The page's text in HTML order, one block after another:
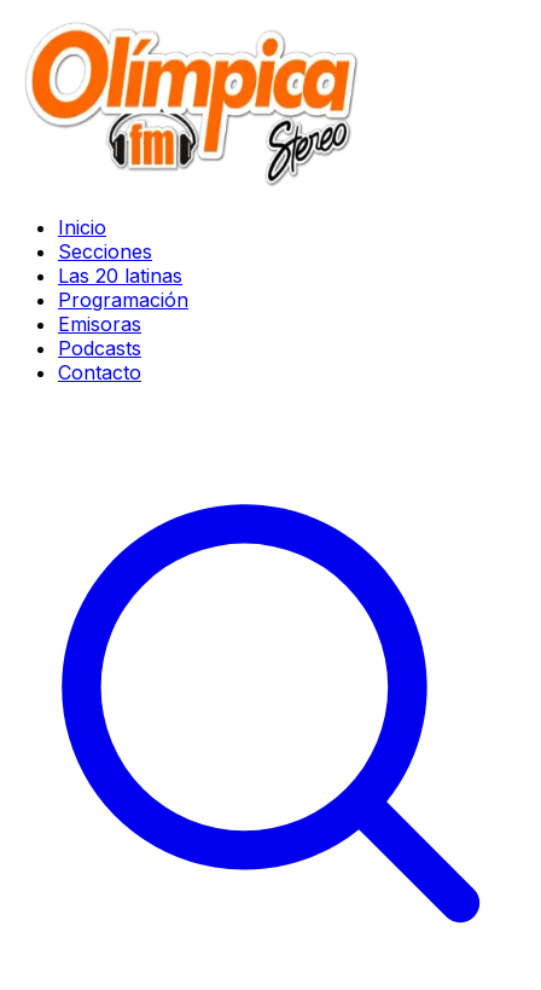
Inicio
Secciones
Las 20 latinas
Programación
Emisoras
Podcasts
Contacto